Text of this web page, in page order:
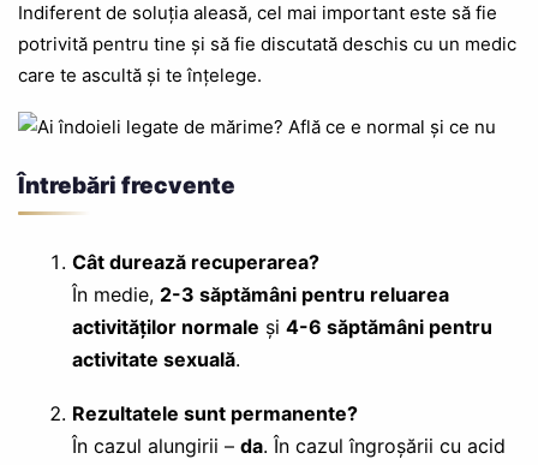
Indiferent de soluția aleasă, cel mai important este să fie
potrivită pentru tine și să fie discutată deschis cu un medic
care te ascultă și te înțelege.
Întrebări frecvente
Cât durează recuperarea?
În medie, 2-3 săptămâni pentru reluarea
activităților normale și 4-6 săptămâni pentru
activitate sexuală.
Rezultatele sunt permanente?
În cazul alungirii – da. În cazul îngroșării cu acid